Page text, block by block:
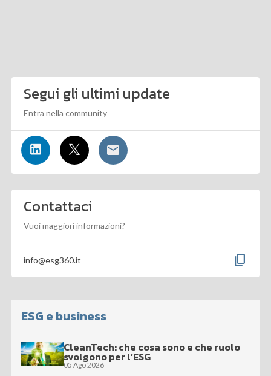
Segui gli ultimi update
Entra nella community
Contattaci
Vuoi maggiori informazioni?
info@esg360.it content_copy
ESG e business
CleanTech: che cosa sono e che ruolo
svolgono per l’ESG
05 Ago 2026